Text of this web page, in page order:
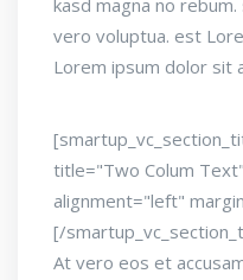
kasd magna no
vero voluptua. est
Lorem ipsum dolor sit
title="Two Colum
alignment="left"
[/
At vero eos et